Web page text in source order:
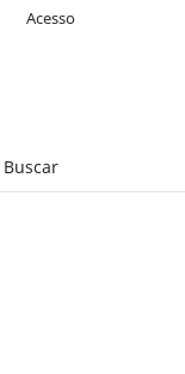
Buscar
Acesso